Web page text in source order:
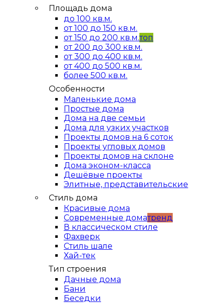
Площадь дома
до 100 кв.м.
от 100 до 150 кв.м.
от 150 до 200 кв.м.топ
от 200 до 300 кв.м.
от 300 до 400 кв.м.
от 400 до 500 кв.м.
более 500 кв.м.
Особенности
Маленькие дома
Простые дома
Дома на две семьи
Дома для узких участков
Проекты домов на 6 соток
Проекты угловых домов
Проекты домов на склоне
Дома эконом-класса
Дешёвые проекты
Элитные, представительские
Стиль дома
Красивые дома
Современные доматренд
В классическом стиле
Фахверк
Стиль шале
Хай-тек
Тип строения
Дачные дома
Бани
Беседки